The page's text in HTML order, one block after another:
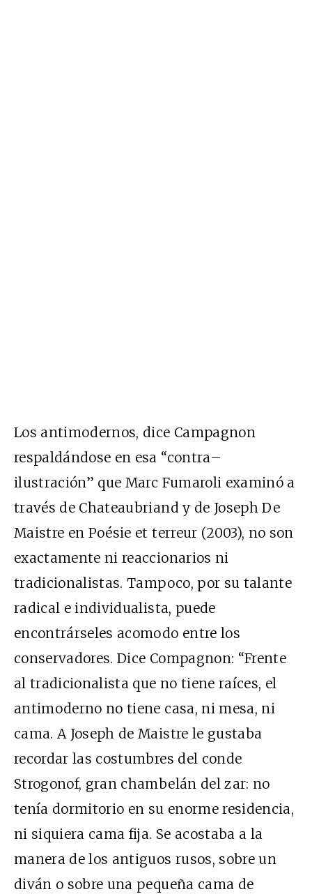
Los antimodernos, dice Campagnon
respaldándose en esa “contra–
ilustración” que Marc Fumaroli examinó a
través de Chateaubriand y de Joseph De
Maistre en Poésie et terreur (2003), no son
exactamente ni reaccionarios ni
tradicionalistas. Tampoco, por su talante
radical e individualista, puede
encontrárseles acomodo entre los
conservadores. Dice Compagnon: “Frente
al tradicionalista que no tiene raíces, el
antimoderno no tiene casa, ni mesa, ni
cama. A Joseph de Maistre le gustaba
recordar las costumbres del conde
Strogonof, gran chambelán del zar: no
tenía dormitorio en su enorme residencia,
ni siquiera cama fija. Se acostaba a la
manera de los antiguos rusos, sobre un
diván o sobre una pequeña cama de